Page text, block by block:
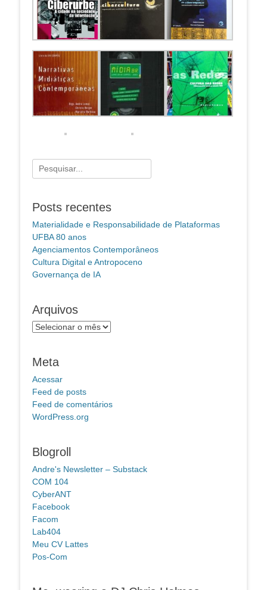
Pesquisar
por:
Posts recentes
Materialidade e Responsabilidade de Plataformas
UFBA 80 anos
Agenciamentos Contemporâneos
Cultura Digital e Antropoceno
Governança de IA
Arquivos
Arquivos
Meta
Acessar
Feed de posts
Feed de comentários
WordPress.org
Blogroll
Andre's Newsletter – Substack
COM 104
CyberANT
Facebook
Facom
Lab404
Meu CV Lattes
Pos-Com